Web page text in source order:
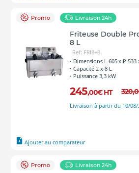
Promo Livraison 24h
Friteuse Double
8 L
Ref: FRI8+8
Dimensions L 605 x P 533
Capacité 2 x 8 L
Puissance 3,3 kW
245,00€ HT 320
Livraison à partir du 10/08/
Ajouter au comparateur
Promo Livraison 24h